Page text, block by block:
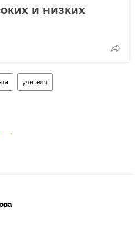
и низких
учителя